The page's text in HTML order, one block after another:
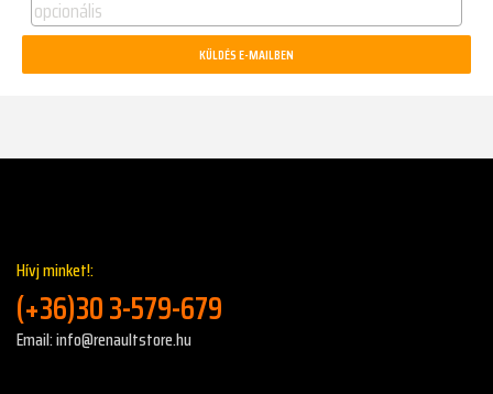
Hívj minket!:
(+36)30 3-579-679
Email: info@renaultstore.hu